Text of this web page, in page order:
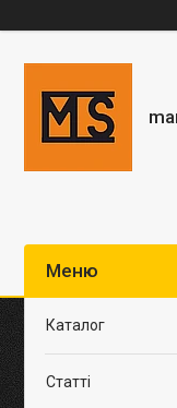
Каталог
Статті